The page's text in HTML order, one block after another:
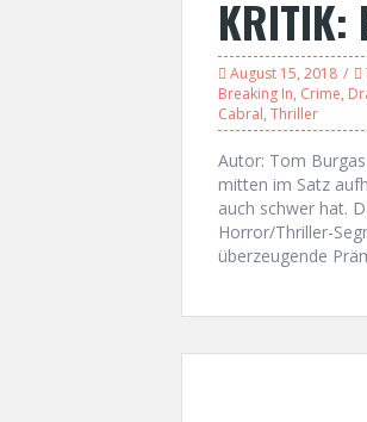
KRITIK:
August 15, 2018
Breaking In, Crime,
Cabral, Thriller
Autor: Tom
mitten im Satz
auch schwer hat.
Horror/Thriller-
überzeugende